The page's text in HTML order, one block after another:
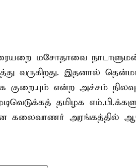
மசோதாவை
வருகிறது. இதனால்
என்ற அச்சம்
தமிழக
கலைவாணர் அரங்கத்தில்